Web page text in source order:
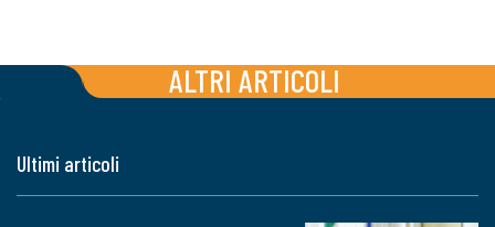
ALTRI ARTICOLI
Ultimi articoli